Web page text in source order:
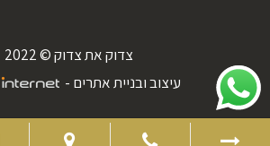
צדוק את צדוק © 2022
עיצוב ובניית אתרים -